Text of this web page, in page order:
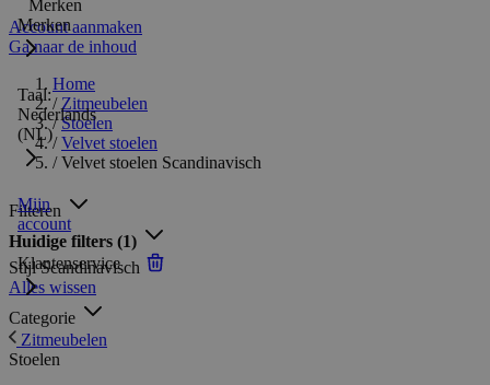
Merken
Taal:
Nederlands
(NL)
Mijn
account
Klantenservice
Account aanmaken
Ga naar de inhoud
Home
/ Zitmeubelen
/ Stoelen
/ Velvet stoelen
/ Velvet stoelen Scandinavisch
Filteren
Huidige filters (1)
Stijl Scandinavisch
Alles wissen
Categorie
Zitmeubelen
Stoelen